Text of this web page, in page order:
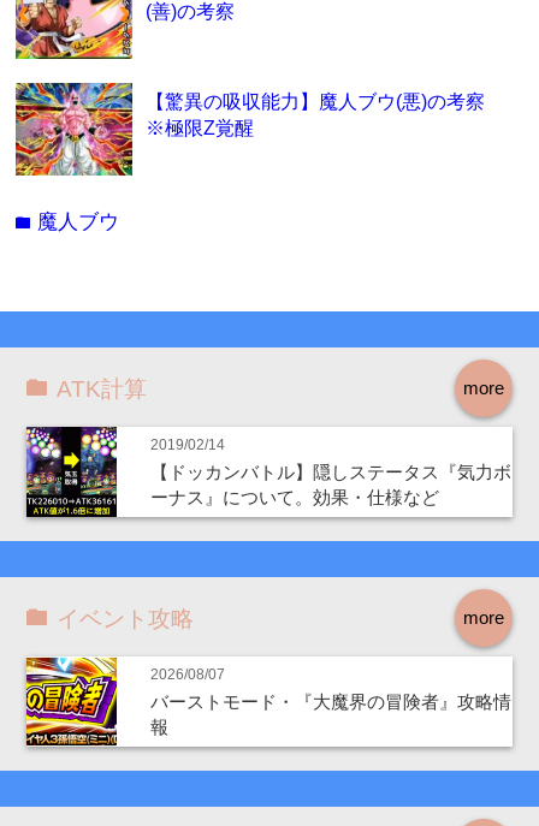
(善)の考察
【驚異の吸収能力】魔人ブウ(悪)の考察
※極限Z覚醒
folder 魔人ブウ
more
ATK計算
2019/02/14
【ドッカンバトル】隠しステータス『気力ボ
ーナス』について。効果・仕様など
more
イベント攻略
2026/08/07
バーストモード・『大魔界の冒険者』攻略情
報